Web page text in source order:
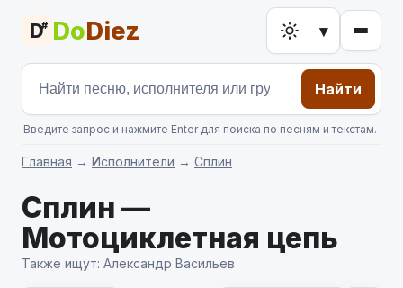
D# DoDiez ▾
Найти
Введите запрос и нажмите Enter для поиска по песням и текстам.
Главная → Исполнители → Сплин
Сплин —
Мотоциклетная цепь
аккорды для гитары, текст песни
Также ищут: Александр Васильев